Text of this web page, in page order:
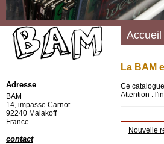
La BAM
Ce
Attention :
Nouvelle
Accueil
Adresse
BAM
14, impasse Carnot
92240 Malakoff
France
contact